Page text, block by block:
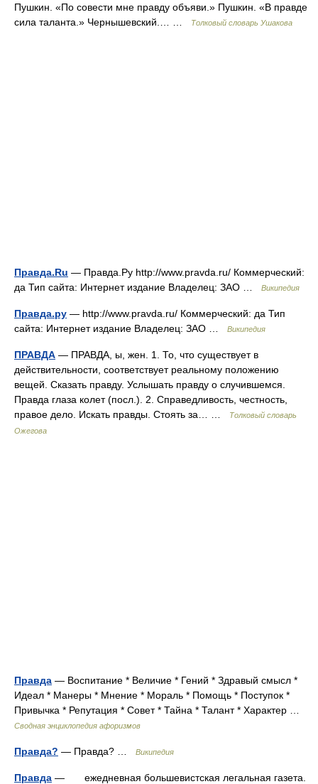
Пушкин. «По совести мне правду объяви.» Пушкин. «В правде
сила таланта.» Чернышевский.… …
Толковый словарь Ушакова
Правда.Ru — Правда.Ру http://www.pravda.ru/ Коммерческий:
да Тип сайта: Интернет издание Владелец: ЗАО …
Википедия
Правда.ру — http://www.pravda.ru/ Коммерческий: да Тип
сайта: Интернет издание Владелец: ЗАО …
Википедия
ПРАВДА — ПРАВДА, ы, жен. 1. То, что существует в
действительности, соответствует реальному положению
вещей. Сказать правду. Услышать правду о случившемся.
Правда глаза колет (посл.). 2. Справедливость, честность,
правое дело. Искать правды. Стоять за… …
Толковый словарь
Ожегова
Правда — Воспитание * Величие * Гений * Здравый смысл *
Идеал * Манеры * Мнение * Мораль * Помощь * Поступок *
Привычка * Репутация * Совет * Тайна * Талант * Характер …
Сводная энциклопедия афоризмов
Правда? — Правда? … Википедия
Правда — ежедневная большевистская легальная газета.